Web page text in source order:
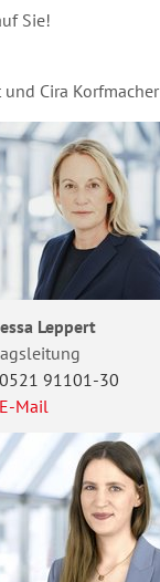
Sie!
und Cira Korfmacher
Leppert
0521 91101-30
E-Mail